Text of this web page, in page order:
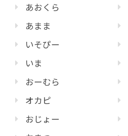
あおくら
あまま
いそぴー
いま
おーむら
オカピ
おじょー